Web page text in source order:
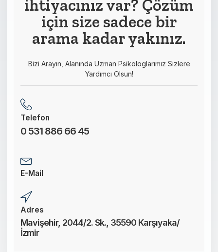
ihtiyacınız var? Çözüm
için size sadece bir
arama kadar yakınız.
Bizi Arayın, Alanında Uzman Psikologlarımız Sizlere
Yardımcı Olsun!
Telefon
0 531 886 66 45
E-Mail
Adres
Mavişehir, 2044/2. Sk., 35590 Karşıyaka/
İzmir
be left
blank